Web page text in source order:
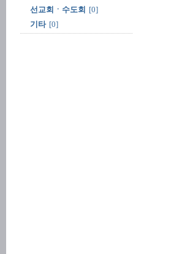
선교회ㆍ수도회 [0]
기타 [0]